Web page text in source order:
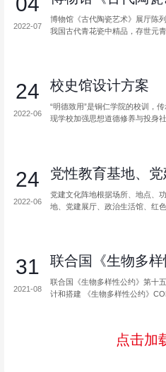
2022-07
博物馆《古代陶瓷艺术》展厅陈
我国古代青花瓷中精品，存世元
24
2022-06
校史馆设计方案
“明德致用”是铜仁学院的校训，
现学校加强思想道德修养与投身
24
2022-06
党建文化阵地根据场所、地点、
地、党建展厅、政治生活馆、红
31
2021-08
联合国《生物多样性公约》第十
计和搭建 《生物多样性公约》
点击加